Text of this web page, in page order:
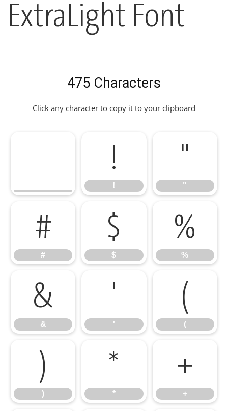
ExtraLight Font
475 Characters
Click any character to copy it to your clipboard
!
!
"
"
#
#
$
$
%
%
&
&
'
'
(
(
)
)
*
*
+
+